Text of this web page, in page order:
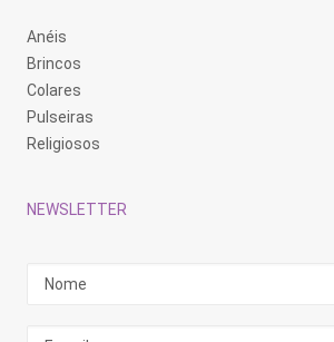
Anéis
Brincos
Colares
Pulseiras
Religiosos
NEWSLETTER